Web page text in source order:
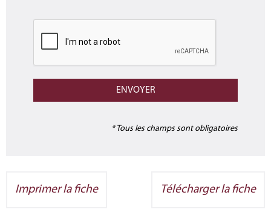
* Tous les champs sont obligatoires
Imprimer la fiche Télécharger la fiche